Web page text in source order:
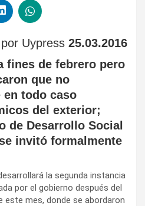
Uypress 25.03.2016
fines de febrero pero
que no
todo caso
del exterior;
de Desarrollo Social
invitó formalmente
la segunda instancia
por el gobierno después del
este mes, donde se abordaron